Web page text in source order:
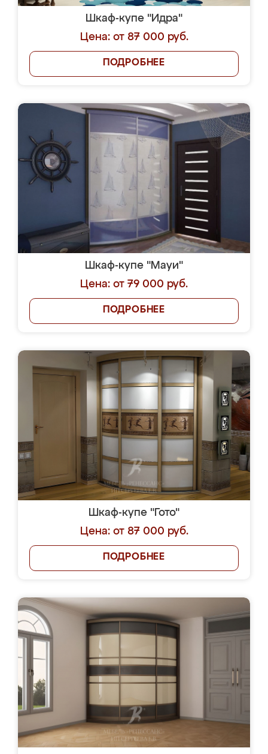
Шкаф-купе "Идра"
Цена: от 87 000 руб.
ПОДРОБНЕЕ
Шкаф-купе "Мауи"
Цена: от 79 000 руб.
ПОДРОБНЕЕ
Шкаф-купе "Гото"
Цена: от 87 000 руб.
ПОДРОБНЕЕ